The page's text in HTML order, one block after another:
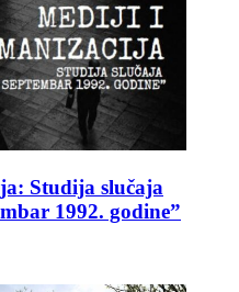
Studija slučaja
1992. godine”